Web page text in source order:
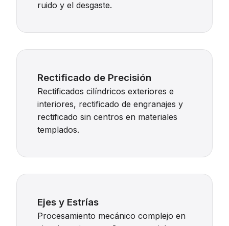
ruido y el desgaste.
Rectificado de Precisión
Rectificados cilíndricos exteriores e
interiores, rectificado de engranajes y
rectificado sin centros en materiales
templados.
Ejes y Estrías
Procesamiento mecánico complejo en